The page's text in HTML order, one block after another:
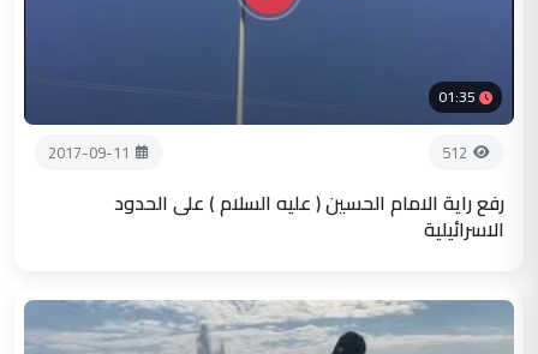
01:35
512
2017-09-11
رفع راية الامام الحسين ( عليه السلام ) على الحدود
الاسرائيلية